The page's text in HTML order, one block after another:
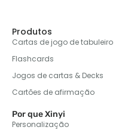
Produtos
Cartas de jogo de tabuleiro
Flashcards
Jogos de cartas & Decks
Cartões de afirmação
Por que Xinyi
Personalização